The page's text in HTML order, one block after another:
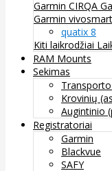
Garmin CIRQA
Garmin vivosmart
quatix 8
Kiti laikrodžiai
RAM Mounts
Sekimas
Krovinių
Augintinio
Registratoriai
Garmin
Blackvue
SAFY